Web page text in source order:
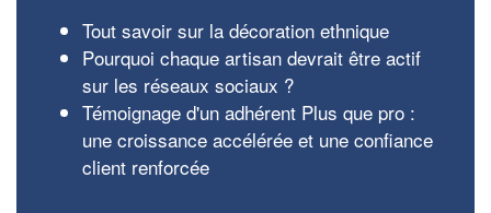
Tout savoir sur la décoration ethnique
Pourquoi chaque artisan devrait être actif
sur les réseaux sociaux ?
Témoignage d'un adhérent Plus que pro :
une croissance accélérée et une confiance
client renforcée